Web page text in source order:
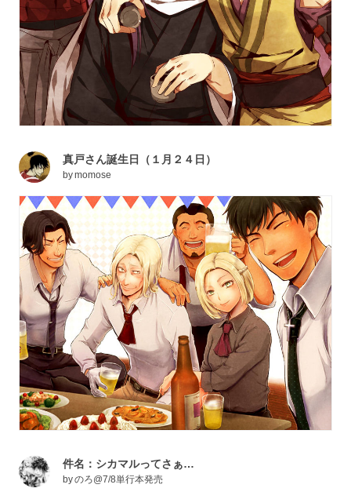
真戸さん誕生日（１月２４日）
bymomose
件名：シカマルってさぁ…
byのろ@7/8単行本発売